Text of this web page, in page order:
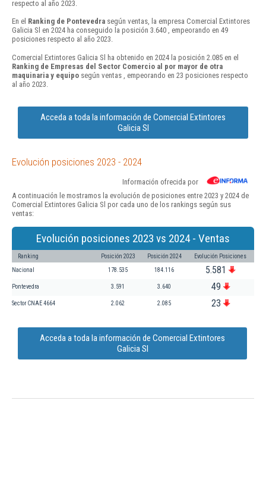
respecto al año 2023.
En el Ranking de Pontevedra según ventas, la empresa Comercial Extintores
Galicia Sl en 2024 ha conseguido la posición 3.640 , empeorando en 49
posiciones respecto al año 2023.
Comercial Extintores Galicia Sl ha obtenido en 2024 la posición 2.085 en el
Ranking de Empresas del Sector Comercio al por mayor de otra
maquinaria y equipo según ventas , empeorando en 23 posiciones respecto
al año 2023.
Acceda a toda la información de Comercial Extintores
Galicia Sl
Evolución posiciones 2023 - 2024
Información ofrecida por
A continuación le mostramos la evolución de posiciones entre 2023 y 2024 de
Comercial Extintores Galicia Sl por cada uno de los rankings según sus
ventas:
Evolución posiciones 2023 vs 2024 - Ventas
Ranking Posición 2023 Posición 2024 Evolución Posiciones
Nacional 178.535 184.116 5.581
Pontevedra 3.591 3.640 49
Sector CNAE 4664 2.062 2.085 23
Acceda a toda la información de Comercial Extintores
Galicia Sl